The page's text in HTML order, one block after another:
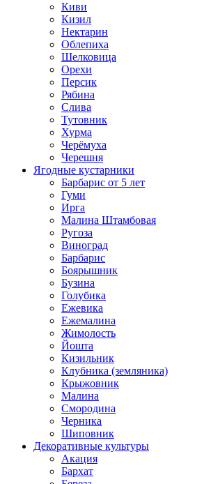
Киви
Кизил
Нектарин
Облепиха
Шелковица
Орехи
Персик
Рябина
Слива
Тутовник
Хурма
Черёмуха
Черешня
Ягодные кустарники
Барбарис от 5 лет
Гуми
Ирга
Малина Штамбовая
Ругоза
Виноград
Барбарис
Боярышник
Бузина
Голубика
Ежевика
Ежемалина
Жимолость
Йошта
Кизильник
Клубника (земляника)
Крыжовник
Малина
Смородина
Черника
Шиповник
Декоративные культуры
Акация
Бархат